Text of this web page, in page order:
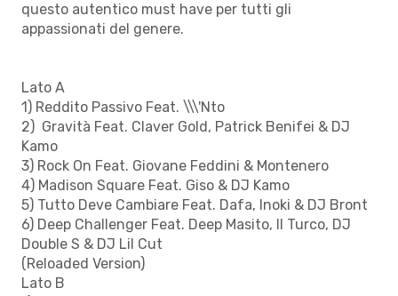
questo autentico must have per tutti gli
appassionati del genere.
Lato A
1) Reddito Passivo Feat. \\\'Nto
2) Gravità Feat. Claver Gold, Patrick Benifei & DJ
Kamo
3) Rock On Feat. Giovane Feddini & Montenero
4) Madison Square Feat. Giso & DJ Kamo
5) Tutto Deve Cambiare Feat. Dafa, Inoki & DJ Bront
6) Deep Challenger Feat. Deep Masito, Il Turco, DJ
Double S & DJ Lil Cut
(Reloaded Version)
Lato B